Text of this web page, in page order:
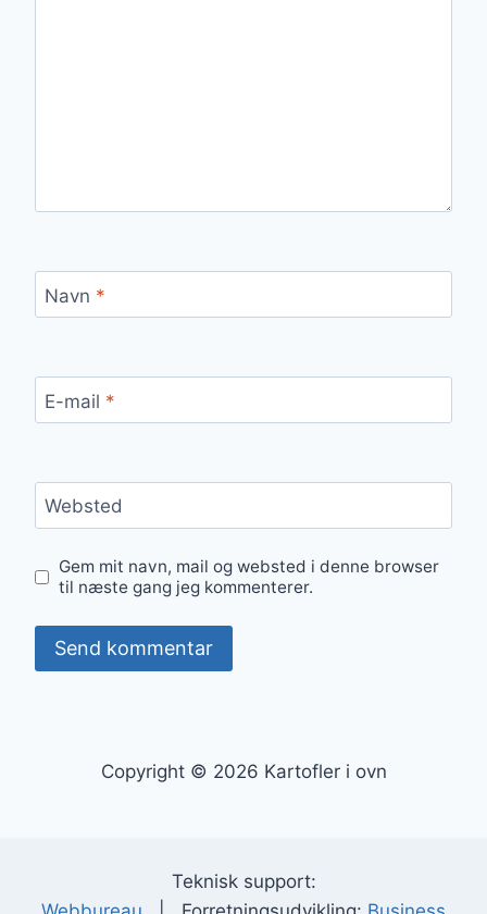
Navn *
E-mail *
Websted
Gem mit navn, mail og websted i denne browser
til næste gang jeg kommenterer.
Copyright © 2026 Kartofler i ovn
Teknisk support: